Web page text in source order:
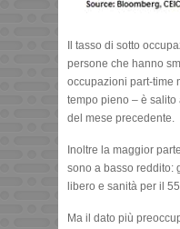
Il tasso di sotto
persone che hanno
occupazioni part-time
tempo pieno – è
del mese precedente.
Inoltre la maggior
sono a basso reddito:
libero e sanità per il
Ma il dato più